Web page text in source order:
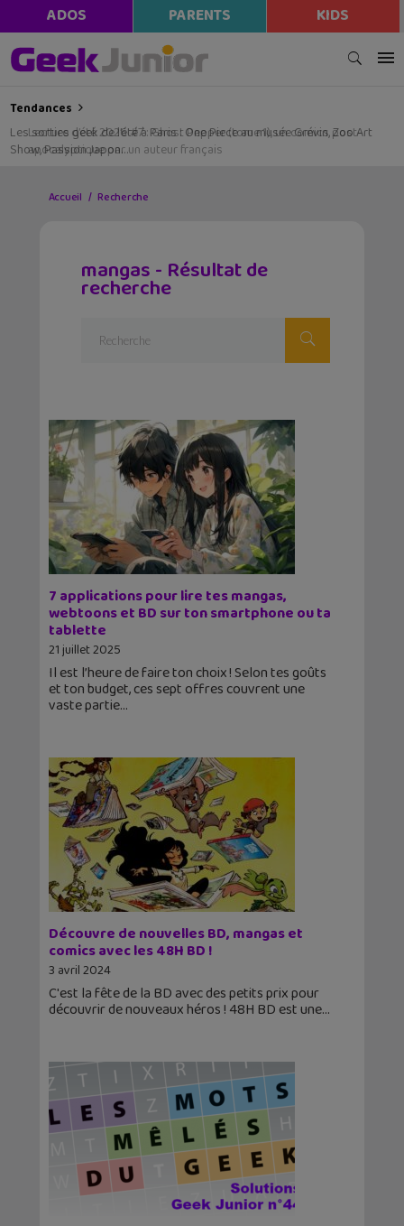
ADOS PARENTS KIDS
Tendances
Les sorties geek de l’été à Paris : One Piece au musée Grévin, Zoo Art
Show, Passion Japon…
Accueil Recherche
mangas - Résultat de
recherche
7 applications pour lire tes mangas,
webtoons et BD sur ton smartphone ou ta
tablette
21 juillet 2025
Il est l’heure de faire ton choix ! Selon tes goûts
et ton budget, ces sept offres couvrent une
vaste partie
Découvre de nouvelles BD, mangas et
comics avec les 48H BD !
3 avril 2024
C'est la fête de la BD avec des petits prix pour
découvrir de nouveaux héros ! 48H BD est une